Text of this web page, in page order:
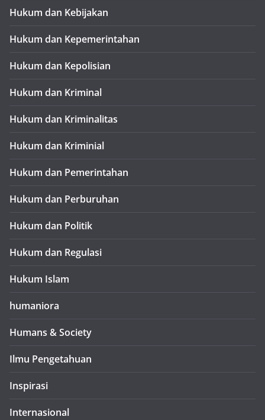
Hukum dan Kebijakan
Hukum dan Kepemerintahan
Hukum dan Kepolisian
Hukum dan Kriminal
Hukum dan Kriminalitas
Hukum dan Kriminial
Hukum dan Pemerintahan
Hukum dan Perburuhan
Hukum dan Politik
Hukum dan Regulasi
Hukum Islam
humaniora
Humans & Society
Ilmu Pengetahuan
Inspirasi
Internasional